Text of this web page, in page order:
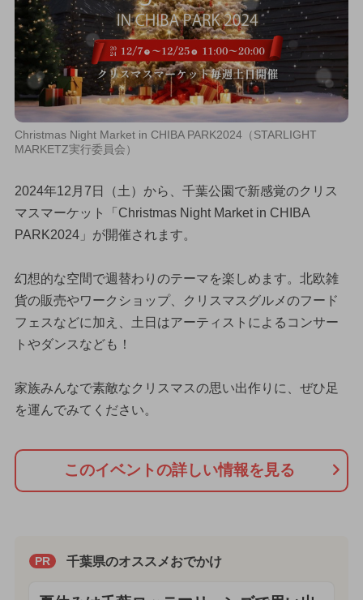
Christmas Night Market in CHIBA PARK2024（STARLIGHT
MARKETZ実行委員会）
2024年12月7日（土）から、千葉公園で新感覚のクリス
マスマーケット「Christmas Night Market in CHIBA
PARK2024」が開催されます。
幻想的な空間で週替わりのテーマを楽しめます。北欧雑
貨の販売やワークショップ、クリスマスグルメのフード
フェスなどに加え、土日はアーティストによるコンサー
トやダンスなども！
家族みんなで素敵なクリスマスの思い出作りに、ぜひ足
を運んでみてください。
このイベントの詳しい情報を見る
PR 千葉県のオススメおでかけ